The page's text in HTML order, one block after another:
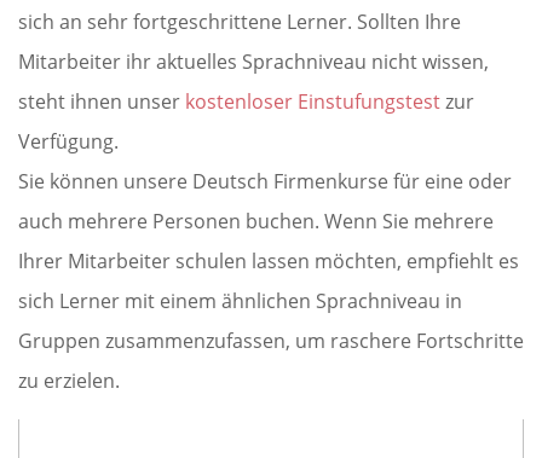
sich an sehr fortgeschrittene Lerner. Sollten Ihre
Mitarbeiter ihr aktuelles Sprachniveau nicht wissen,
steht ihnen unser kostenloser Einstufungstestzur
Verfügung.
Sie können unsere Deutsch Firmenkurse für eine oder
auch mehrere Personen buchen. Wenn Sie mehrere
Ihrer Mitarbeiter schulen lassen möchten, empfiehlt es
sich Lerner mit einem ähnlichen Sprachniveau in
Gruppen zusammenzufassen, um raschere Fortschritte
zu erzielen.